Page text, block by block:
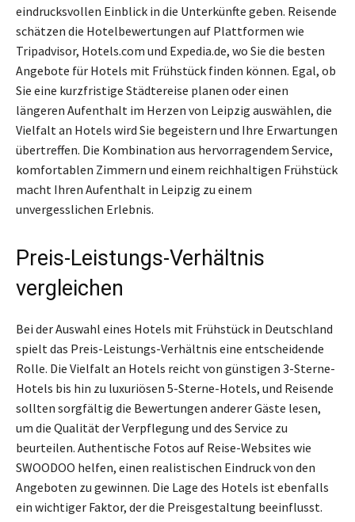
eindrucksvollen Einblick in die Unterkünfte geben. Reisende
schätzen die Hotelbewertungen auf Plattformen wie
Tripadvisor, Hotels.com und Expedia.de, wo Sie die besten
Angebote für Hotels mit Frühstück finden können. Egal, ob
Sie eine kurzfristige Städtereise planen oder einen
längeren Aufenthalt im Herzen von Leipzig auswählen, die
Vielfalt an Hotels wird Sie begeistern und Ihre Erwartungen
übertreffen. Die Kombination aus hervorragendem Service,
komfortablen Zimmern und einem reichhaltigen Frühstück
macht Ihren Aufenthalt in Leipzig zu einem
unvergesslichen Erlebnis.
Preis-Leistungs-Verhältnis
vergleichen
Bei der Auswahl eines Hotels mit Frühstück in Deutschland
spielt das Preis-Leistungs-Verhältnis eine entscheidende
Rolle. Die Vielfalt an Hotels reicht von günstigen 3-Sterne-
Hotels bis hin zu luxuriösen 5-Sterne-Hotels, und Reisende
sollten sorgfältig die Bewertungen anderer Gäste lesen,
um die Qualität der Verpflegung und des Service zu
beurteilen. Authentische Fotos auf Reise-Websites wie
SWOODOO helfen, einen realistischen Eindruck von den
Angeboten zu gewinnen. Die Lage des Hotels ist ebenfalls
ein wichtiger Faktor, der die Preisgestaltung beeinflusst.